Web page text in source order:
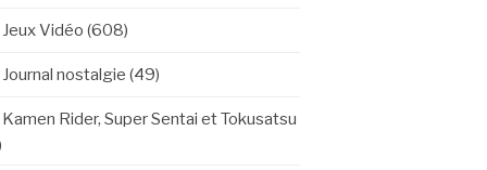
Jeux Vidéo (608)
Journal nostalgie (49)
Kamen Rider, Super Sentai et Tokusatsu